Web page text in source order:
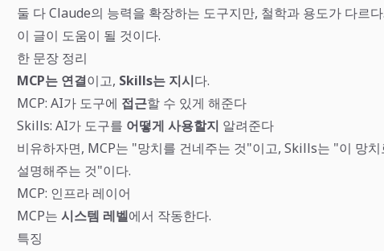
둘 다 Claude의 능력을 확장하는 도구지만, 철학과 용도가 다르
이 글이 도움이 될 것이다.
한 문장 정리
MCP는 연결이고, Skills는 지시다.
MCP: AI가 도구에 접근할 수 있게 해준다
Skills: AI가 도구를 어떻게 사용할지 알려준다
비유하자면, MCP는 "망치를 건네주는 것"이고, Skills는 "이 망
설명해주는 것"이다.
MCP: 인프라 레이어
MCP는 시스템 레벨에서 작동한다.
특징